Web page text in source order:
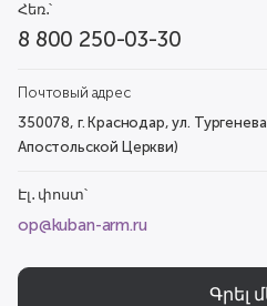
Հեռ․՝
8 800 250-03-30
Почтовый адрес
350078, г. Краснодар, ул.
Апостольской Церкви)
Էլ․ փոստ՝
op@kuban-arm.ru
Գրել